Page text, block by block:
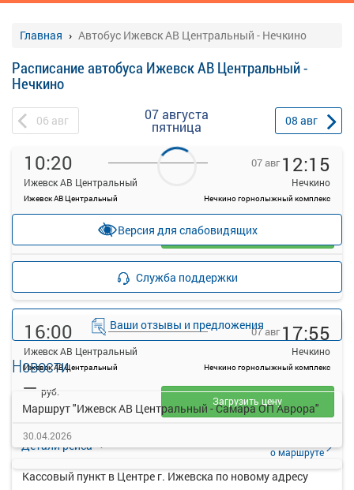
Главная Автобус Ижевск АВ Центральный - Нечкино
Расписание автобуса Ижевск АВ Центральный -
Нечкино
06 авг 07 августа
пятница 08 авг
10:20
Ижевск АВ Центральный
Ижевск АВ Центральный
07 авг 12:15
Нечкино
Нечкино горнолыжный комплекс
—
Загрузить цену
16:00
Ижевск АВ Центральный
Ижевск АВ Центральный
07 авг 17:55
Нечкино
Нечкино горнолыжный комплекс
Детали рейса
о маршруте
— руб.
Загрузить цену
Версия для слабовидящих
Служба поддержки
Ваши отзывы и предложения
Новости
Маршрут "Ижевск АВ Центральный - Самара ОП Аврора"
30.04.2026
Кассовый пункт в Центре г. Ижевска по новому адресу